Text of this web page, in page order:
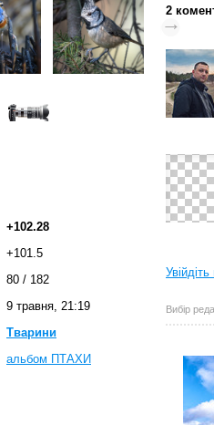
+102.28
+101.5
80 / 182
9 травня, 21:19
Тварини
альбом ПТАХИ
2
Вибір